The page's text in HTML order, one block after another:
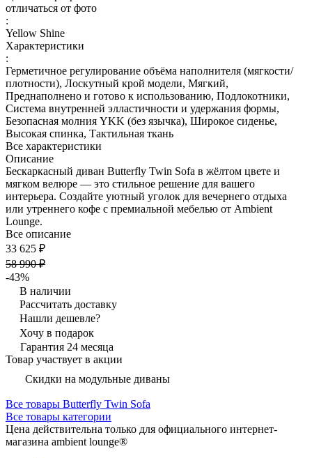
отличаться от фото
:
Yellow Shine
Характеристики
:
Герметичное регулирование объёма наполнителя (мягкости/
плотности), Лоскутный крой модели, Мягкий,
Преднаполнено и готово к использованию, Подлокотники,
Система внутренней элластичности и удержания формы,
Безопасная молния YKK (без язычка), Широкое сиденье,
Высокая спинка, Тактильная ткань
Все характеристики
Описание
Бескаркасный диван Butterfly Twin Sofa в жёлтом цвете и
мягком велюре — это стильное решение для вашего
интерьера. Создайте уютный уголок для вечернего отдыха
или утреннего кофе с премиальной мебелью от Ambient
Lounge.
Все описание
33 625 ₽
58 990 ₽
-43%
В наличии
Рассчитать доставку
Нашли дешевле?
Хочу в подарок
Гарантия 24 месяца
Товар участвует в акции
Скидки на модульные диваны
Все товары Butterfly Twin Sofa
Все товары категории
Цена действительна только для официального интернет-
магазина ambient lounge®